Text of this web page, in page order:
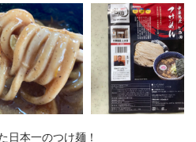
日本一のつけ麺！